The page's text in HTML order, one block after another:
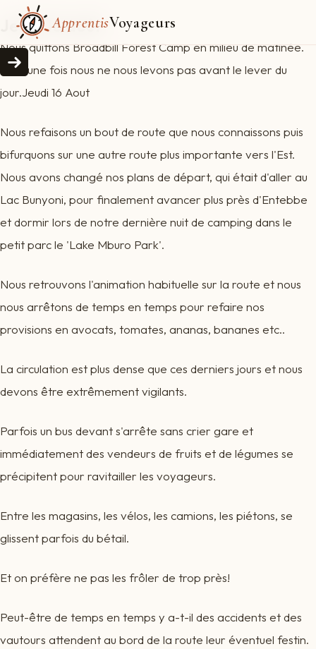
ApprentisVoyageurs
Jeudi 16 août
Nous quittons Broadbill Forest Camp en milieu de matinée.
Pour une fois nous ne nous levons pas avant le lever du
jour.Jeudi 16 Aout
Nous refaisons un bout de route que nous connaissons puis
bifurquons sur une autre route plus importante vers l'Est.
Nous avons changé nos plans de départ, qui était d'aller au
Lac Bunyoni, pour finalement avancer plus près d'Entebbe
et dormir lors de notre dernière nuit de camping dans le
petit parc le 'Lake Mburo Park'.
Nous retrouvons l'animation habituelle sur la route et nous
nous arrêtons de temps en temps pour refaire nos
provisions en avocats, tomates, ananas, bananes etc..
La circulation est plus dense que ces derniers jours et nous
devons être extrêmement vigilants.
Parfois un bus devant s'arrête sans crier gare et
immédiatement des vendeurs de fruits et de légumes se
précipitent pour ravitailler les voyageurs.
Entre les magasins, les vélos, les camions, les piétons, se
glissent parfois du bétail.
Et on préfère ne pas les frôler de trop près!
Peut-être de temps en temps y a-t-il des accidents et des
vautours attendent au bord de la route leur éventuel festin.